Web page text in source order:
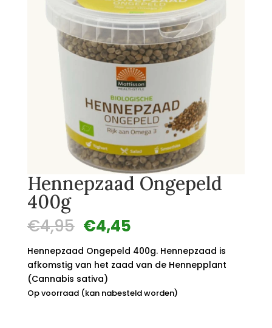
Hennepzaad Ongepeld
400g
€4,95 Oorspronkelijke
prijs
was:
€4,95.
€4,45Huidige
is:
€4,45.
Hennepzaad Ongepeld 400g. Hennepzaad is
afkomstig van het zaad van de Hennepplant
(Cannabis sativa)
Op voorraad (kan nabesteld worden)